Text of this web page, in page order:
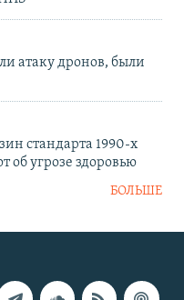
атаку дронов, были
стандарта 1990-х
об угрозе здоровью
БОЛЬШЕ